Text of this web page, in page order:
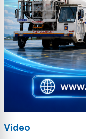
Video